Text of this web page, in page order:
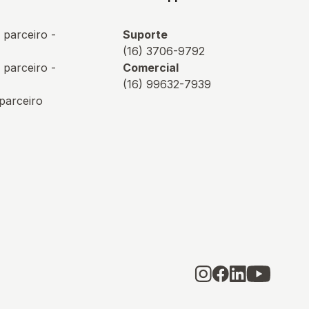
parceiro -
parceiro -
Suporte
(16) 3706-9792
Comercial
(16) 99632-7939